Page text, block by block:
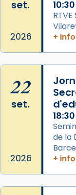
pontifici, amb
duració
processó
del temple
Des de 1985
diablesses
gran a
«Si vols saber
Santes a
Photo
View on Facebook ·
2 weeks ago
set.
2026
10:30
+ info
22
set.
2026
18:30
de la
+ info